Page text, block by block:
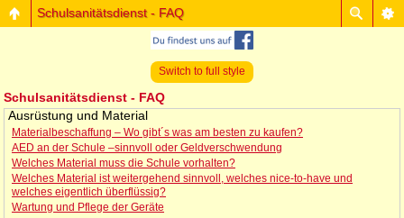
Schulsanitätsdienst - FAQ
Switch to full style
Schulsanitätsdienst - FAQ
Ausrüstung und Material
Materialbeschaffung – Wo gibt´s was am besten zu kaufen?
AED an der Schule –sinnvoll oder Geldverschwendung
Welches Material muss die Schule vorhalten?
Welches Material ist weitergehend sinnvoll, welches nice-to-have und
welches eigentlich überflüssig?
Wartung und Pflege der Geräte